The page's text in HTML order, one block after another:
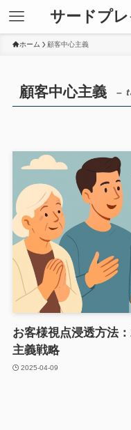
サードプレ
ホーム 顧客中心主義
顧客中心主義 –
お客様視点浸透方法
主義戦略
2025-04-09